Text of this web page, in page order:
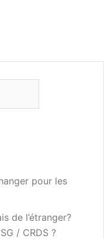
pour les
de l’étranger?
/ CRDS ?